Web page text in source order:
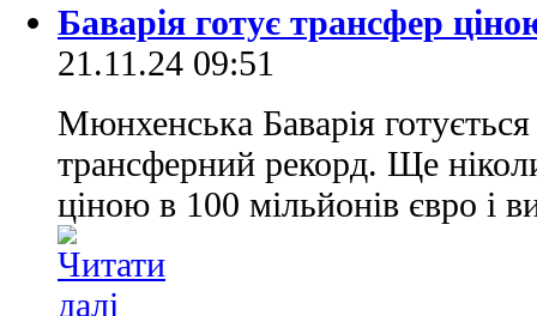
Баварія готує трансфер
21.11.24 09:51
Мюнхенська Баварія
трансферний рекорд. Ще
ціною в 100 мільйонів євро і